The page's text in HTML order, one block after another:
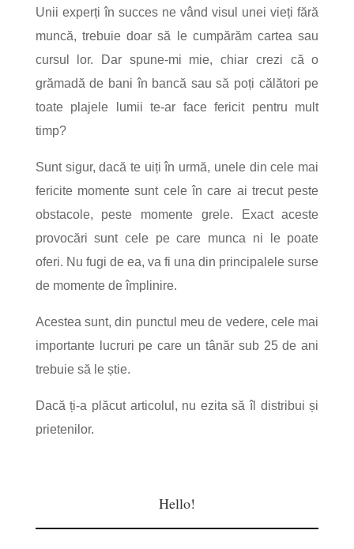
Unii experți în succes ne vând visul unei vieți fără
muncă, trebuie doar să le cumpărăm cartea sau
cursul lor. Dar spune-mi mie, chiar crezi că o
grămadă de bani în bancă sau să poți călători pe
toate plajele lumii te-ar face fericit pentru mult
timp?
Sunt sigur, dacă te uiți în urmă, unele din cele mai
fericite momente sunt cele în care ai trecut peste
obstacole, peste momente grele. Exact aceste
provocări sunt cele pe care munca ni le poate
oferi. Nu fugi de ea, va fi una din principalele surse
de momente de împlinire.
Acestea sunt, din punctul meu de vedere, cele mai
importante lucruri pe care un tânăr sub 25 de ani
trebuie să le știe.
Dacă ți-a plăcut articolul, nu ezita să îl distribui și
prietenilor.
Hello!